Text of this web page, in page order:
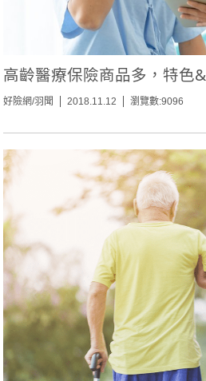
高齡醫療保險商品多，特色
好險網/羽聞 2018.11.12 瀏覽數:9096